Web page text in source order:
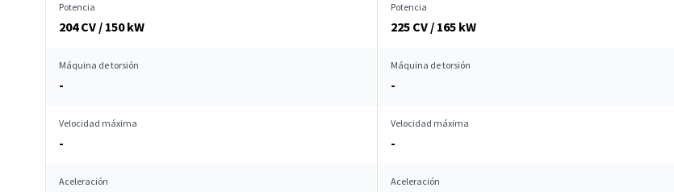
Potencia
204 CV / 150 kW
Potencia
225 CV / 165 kW
Máquina de torsión
-
Máquina de torsión
-
Velocidad máxima
-
Velocidad máxima
-
Aceleración Aceleración